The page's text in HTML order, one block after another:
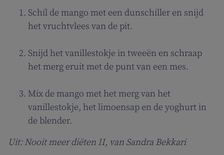
Schil de mango met een dunschiller en snijd
het vruchtvlees van de pit.
Snijd het vanillestokje in tweeën en schraap
het merg eruit met de punt van een mes.
Mix de mango met het merg van het
vanillestokje, het limoensap en de yoghurt in
de blender.
Uit: Nooit meer diëten II, van Sandra Bekkari